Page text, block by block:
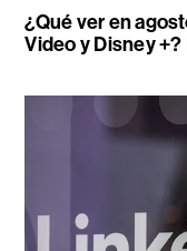
¿Qué ver en
Video y Disney